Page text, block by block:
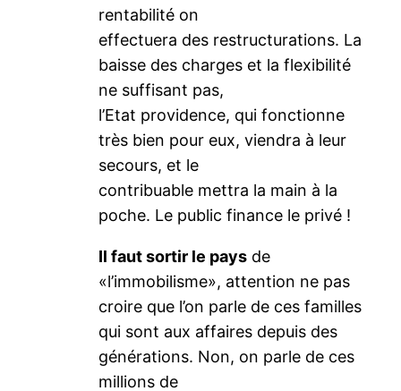
rentabilité on
effectuera des restructurations. La
baisse des charges et la flexibilité
ne suffisant pas,
l’Etat providence, qui fonctionne
très bien pour eux, viendra à leur
secours, et le
contribuable mettra la main à la
poche. Le public finance le privé !
Il faut sortir le pays de
«l’immobilisme», attention ne pas
croire que l’on parle de ces familles
qui sont aux affaires depuis des
générations. Non, on parle de ces
millions de